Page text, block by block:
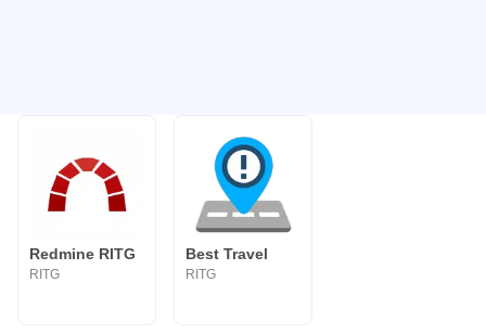
Redmine RITG
RITG
Best Travel
RITG